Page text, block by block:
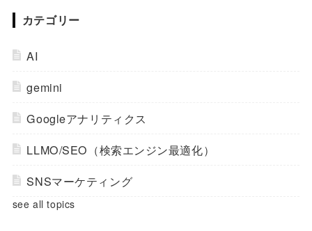
カテゴリー
AI
gemini
Googleアナリティクス
LLMO/SEO（検索エンジン最適化）
SNSマーケティング
see all topics